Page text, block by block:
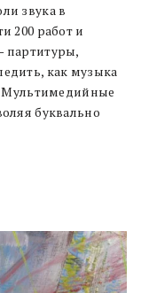
звука в
200 работ и
партитуры,
как музыка
Мультимедийные
буквально